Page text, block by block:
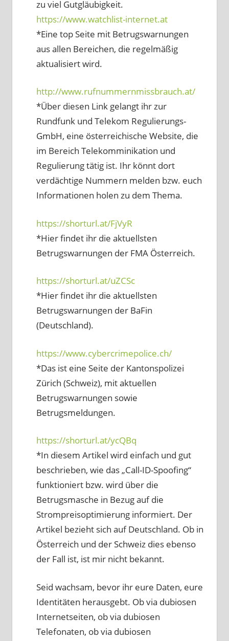
zu viel Gutgläubigkeit.
https://www.watchlist-internet.at
*Eine top Seite mit Betrugswarnungen
aus allen Bereichen, die regelmäßig
aktualisiert wird.
http://www.rufnummernmissbrauch.at/
*Über diesen Link gelangt ihr zur
Rundfunk und Telekom Regulierungs-
GmbH, eine österreichische Website, die
im Bereich Telekomminikation und
Regulierung tätig ist. Ihr könnt dort
verdächtige Nummern melden bzw. euch
Informationen holen zu dem Thema.
https://shorturl.at/FjVyR
*Hier findet ihr die aktuellsten
Betrugswarnungen der FMA Österreich.
https://shorturl.at/uZCSc
*Hier findet ihr die aktuellsten
Betrugswarnungen der BaFin
(Deutschland).
https://www.cybercrimepolice.ch/
*Das ist eine Seite der Kantonspolizei
Zürich (Schweiz), mit aktuellen
Betrugswarnungen sowie
Betrugsmeldungen.
https://shorturl.at/ycQBq
*In diesem Artikel wird einfach und gut
beschrieben, wie das „Call-ID-Spoofing“
funktioniert bzw. wird über die
Betrugsmasche in Bezug auf die
Strompreisoptimierung informiert. Der
Artikel bezieht sich auf Deutschland. Ob in
Österreich und der Schweiz dies ebenso
der Fall ist, ist mir nicht bekannt.
Seid wachsam, bevor ihr eure Daten, eure
Identitäten herausgebt. Ob via dubiosen
Internetseiten, ob via dubiosen
Telefonaten, ob via dubiosen